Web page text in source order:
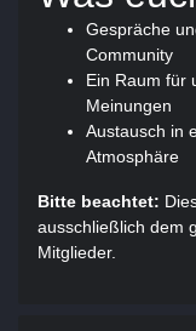
Gespräche
Community
Ein Raum für
Meinungen
Austausch in
Atmosphäre
Bitte beachtet:
ausschließlich dem
Mitglieder.